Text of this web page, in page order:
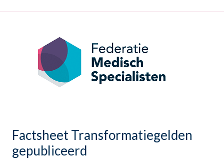
Factsheet Transformatiegelden
gepubliceerd